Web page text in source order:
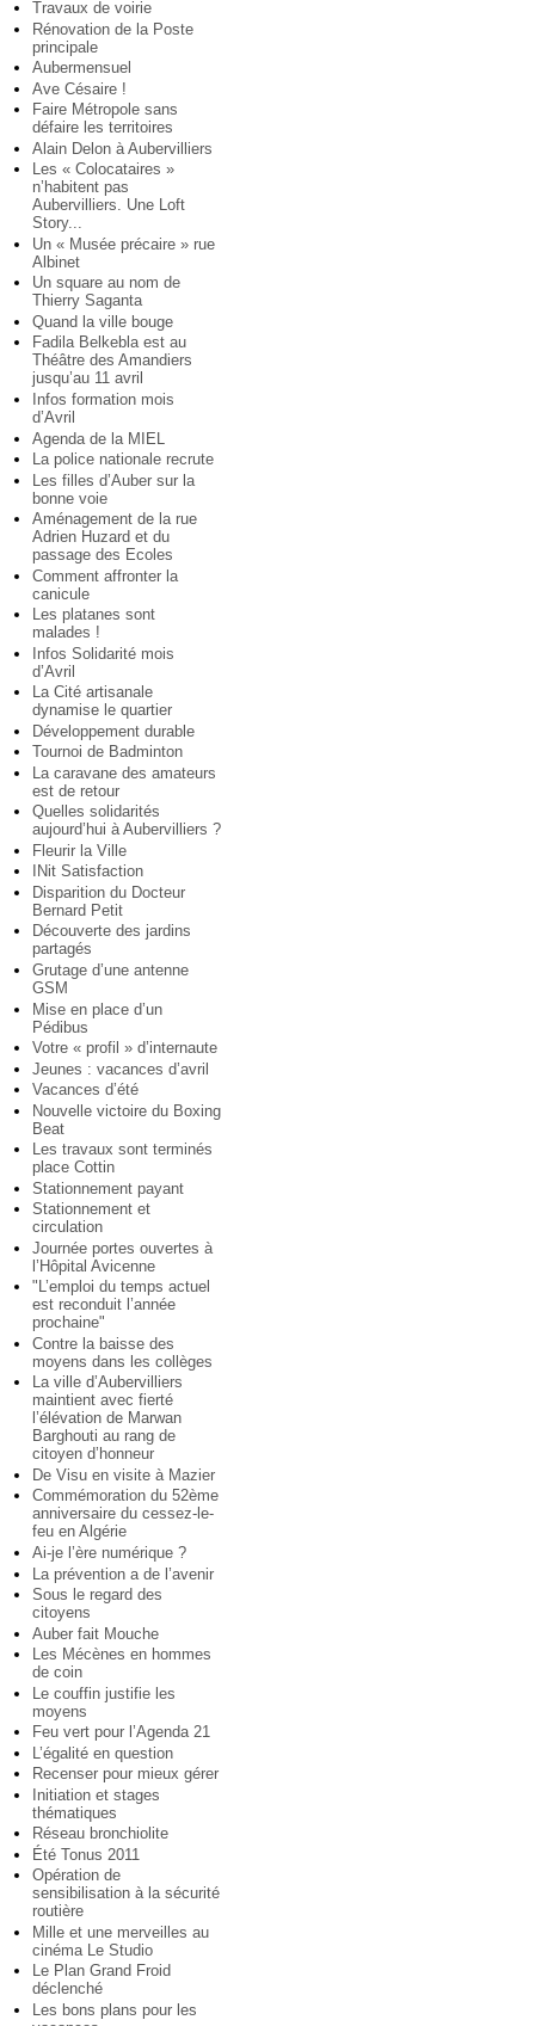
Travaux de voirie
Rénovation de la Poste
principale
Aubermensuel
Ave Césaire !
Faire Métropole sans
défaire les territoires
Alain Delon à Aubervilliers
Les « Colocataires »
n’habitent pas
Aubervilliers. Une Loft
Story...
Un « Musée précaire » rue
Albinet
Un square au nom de
Thierry Saganta
Quand la ville bouge
Fadila Belkebla est au
Théâtre des Amandiers
jusqu’au 11 avril
Infos formation mois
d’Avril
Agenda de la MIEL
La police nationale recrute
Les filles d’Auber sur la
bonne voie
Aménagement de la rue
Adrien Huzard et du
passage des Ecoles
Comment affronter la
canicule
Les platanes sont
malades !
Infos Solidarité mois
d’Avril
La Cité artisanale
dynamise le quartier
Développement durable
Tournoi de Badminton
La caravane des amateurs
est de retour
Quelles solidarités
aujourd’hui à Aubervilliers ?
Fleurir la Ville
INit Satisfaction
Disparition du Docteur
Bernard Petit
Découverte des jardins
partagés
Grutage d’une antenne
GSM
Mise en place d’un
Pédibus
Votre « profil » d’internaute
Jeunes : vacances d’avril
Vacances d’été
Nouvelle victoire du Boxing
Beat
Les travaux sont terminés
place Cottin
Stationnement payant
Stationnement et
circulation
Journée portes ouvertes à
l’Hôpital Avicenne
"L’emploi du temps actuel
est reconduit l’année
prochaine"
Contre la baisse des
moyens dans les collèges
La ville d’Aubervilliers
maintient avec fierté
l’élévation de Marwan
Barghouti au rang de
citoyen d’honneur
De Visu en visite à Mazier
Commémoration du 52ème
anniversaire du cessez-le-
feu en Algérie
Ai-je l’ère numérique ?
La prévention a de l’avenir
Sous le regard des
citoyens
Auber fait Mouche
Les Mécènes en hommes
de coin
Le couffin justifie les
moyens
Feu vert pour l’Agenda 21
L’égalité en question
Recenser pour mieux gérer
Initiation et stages
thématiques
Réseau bronchiolite
Été Tonus 2011
Opération de
sensibilisation à la sécurité
routière
Mille et une merveilles au
cinéma Le Studio
Le Plan Grand Froid
déclenché
Les bons plans pour les